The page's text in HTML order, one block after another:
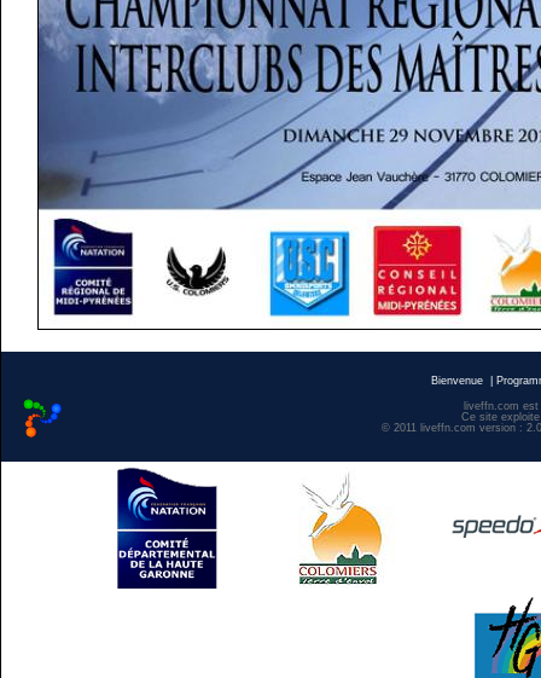
Bienvenue
liveffn.com
Ce site
© 2011 liveffn.com version :